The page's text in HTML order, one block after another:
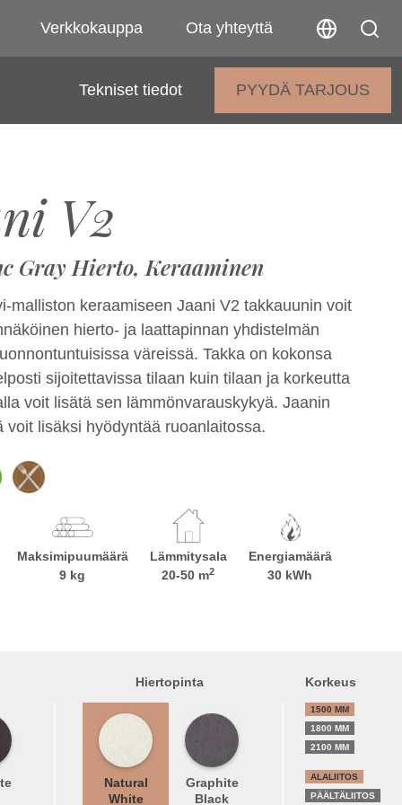
Verkkokauppa Ota yhteyttä
Tekniset tiedot PYYDÄ TARJOUS
V2
Gray Hierto, Keraaminen
malliston keraamiseen Jaani V2 takkauunin voit
hierto- ja laattapinnan yhdistelmän
väreissä. Takka on kokonsa
sijoitettavissa tilaan kuin tilaan ja korkeutta
voit lisätä sen lämmönvarauskykyä. Jaanin
voit lisäksi hyödyntää ruoanlaitossa.
Maksimipuumäärä
9 kg
Lämmitysala
20-50 m2
Energiamäärä
30 kWh
Hiertopinta
Natural
White
Graphite
Black
Korkeus
1500 MM
1800 MM
2100 MM
ALALIITOS
PÄÄLTÄLIITOS